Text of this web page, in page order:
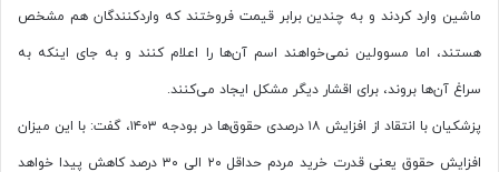
ماشین وارد کردند و به چندین برابر قیمت فروختند که واردکنندگان هم مشخص
هستند، اما مسوولین نمی‌خواهند اسم آن‌ها را اعلام کنند و به جای اینکه به
سراغ آن‌ها بروند، برای اقشار دیگر مشکل ایجاد می‌کنند.
پزشکیان با انتقاد از افزایش ۱۸ درصدی حقوق‌ها در بودجه ۱۴۰۳، گفت: با این میزان
افزایش حقوق یعنی قدرت خرید مردم حداقل ۲۰ الی ۳۰ درصد کاهش پیدا خواهد